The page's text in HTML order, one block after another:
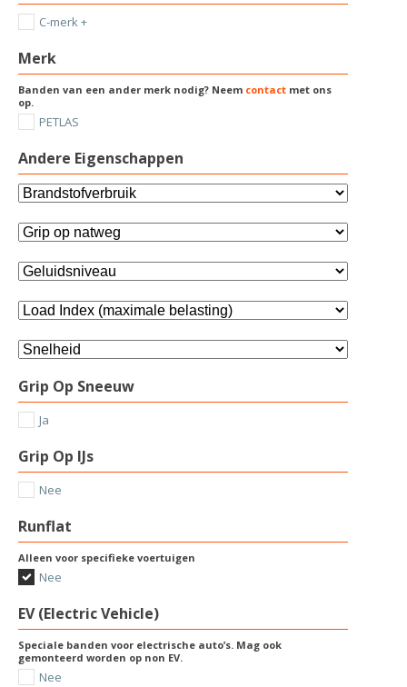
C-merk +
Merk
Banden van een ander merk nodig? Neem contact met ons
op.
PETLAS
Andere Eigenschappen
Grip Op Sneeuw
Ja
Grip Op IJs
Nee
Runflat
Alleen voor specifieke voertuigen
Nee
EV (Electric Vehicle)
Speciale banden voor electrische auto’s. Mag ook
gemonteerd worden op non EV.
Nee